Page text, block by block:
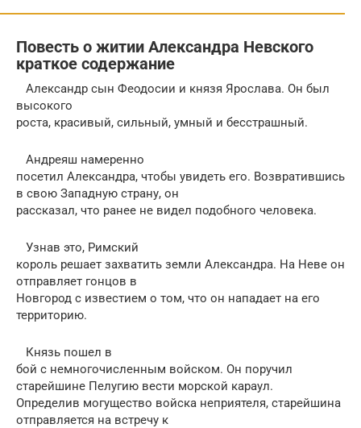
Повесть о житии Александра Невского
краткое содержание
Александр сын Феодосии и князя Ярослава. Он был
высокого
роста, красивый, сильный, умный и бесстрашный.
Андреяш намеренно
посетил Александра, чтобы увидеть его. Возвратившись
в свою Западную страну, он
рассказал, что ранее не видел подобного человека.
Узнав это, Римский
король решает захватить земли Александра. На Неве он
отправляет гонцов в
Новгород с известием о том, что он нападает на его
территорию.
Князь пошел в
бой с немногочисленным войском. Он поручил
старейшине Пелугию вести морской караул.
Определив могущество войска неприятеля, старейшина
отправляется на встречу к